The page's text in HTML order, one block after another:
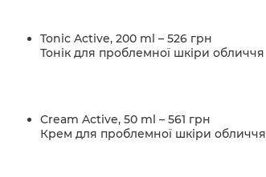
Tonic Active, 200 ml – 526 грн
Тонік для проблемної шкіри обличчя
Cream Active, 50 ml – 561 грн
Крем для проблемної шкіри обличчя